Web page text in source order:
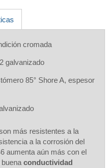
cromada
galvanizado
85° Shore A, espesor
más resistentes a la
a la corrosión del
aumenta aún más con el
conductividad